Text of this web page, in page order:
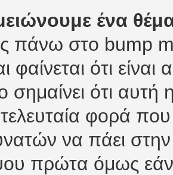
ένα
πάνω στο bump
φαίνεται ότι
ότι αυτή
φορά που
να πάει
πρώτα όμως εάν